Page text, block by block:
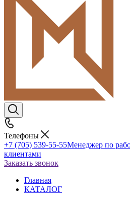
Телефоны
+7 (705) 539-55-55Менеджер по
клиентами
Заказать звонок
Главная
КАТАЛОГ